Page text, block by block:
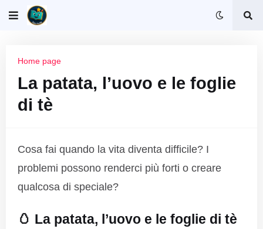
Home page
La patata, l’uovo e le foglie
di tè
Cosa fai quando la vita diventa difficile? I
problemi possono renderci più forti o creare
qualcosa di speciale?
🥚 La patata, l’uovo e le foglie di tè